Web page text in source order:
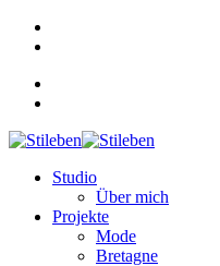
Studio
Über mich
Projekte
Mode
Bretagne